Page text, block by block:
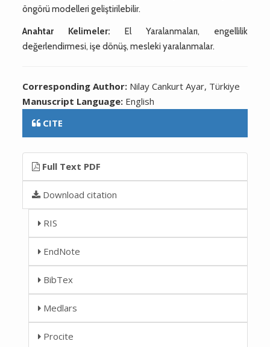
öngörü modelleri geliştirilebilir.
Anahtar Kelimeler: El Yaralanmaları, engellilik
değerlendirmesi, işe dönüş, mesleki yaralanmalar.
Corresponding Author: Nilay Cankurt Ayar, Türkiye
Manuscript Language: English
CITE
Full Text PDF
Download citation
RIS
EndNote
BibTex
Medlars
Procite